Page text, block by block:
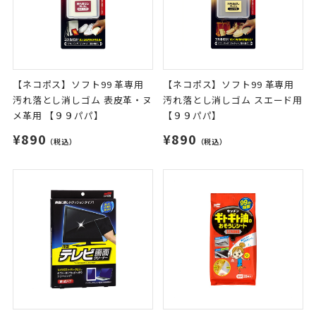
【ネコポス】ソフト99 革専用
汚れ落とし消しゴム 表皮革・ヌ
メ革用 【９９パパ】
¥890 （税込）
【ネコポス】ソフト99 革専用
汚れ落とし消しゴム スエード用
【９９パパ】
¥890 （税込）